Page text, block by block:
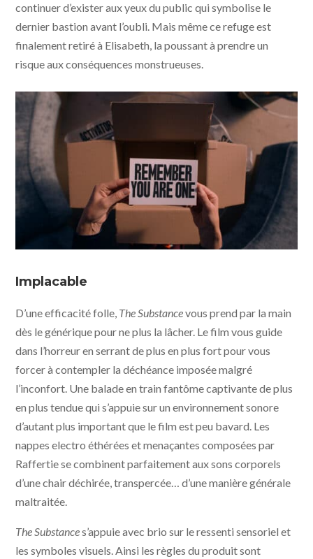
continuer d’exister aux yeux du public qui symbolise le
dernier bastion avant l’oubli. Mais même ce refuge est
finalement retiré à Elisabeth, la poussant à prendre un
risque aux conséquences monstrueuses.
BLACKSMITH - METROPOLITAN FILMEXPORT - MUBI
Implacable
D’une efficacité folle, The Substancevous prend par la main
dès le générique pour ne plus la lâcher. Le film vous guide
dans l’horreur en serrant de plus en plus fort pour vous
forcer à contempler la déchéance imposée malgré
l’inconfort. Une balade en train fantôme captivante de plus
en plus tendue qui s’appuie sur un environnement sonore
d’autant plus important que le film est peu bavard. Les
nappes electro éthérées et menaçantes composées par
Raffertie se combinent parfaitement aux sons corporels
d’une chair déchirée, transpercée… d’une manière générale
maltraitée.
The Substances’appuie avec brio sur le ressenti sensoriel et
les symboles visuels. Ainsi les règles du produit sont